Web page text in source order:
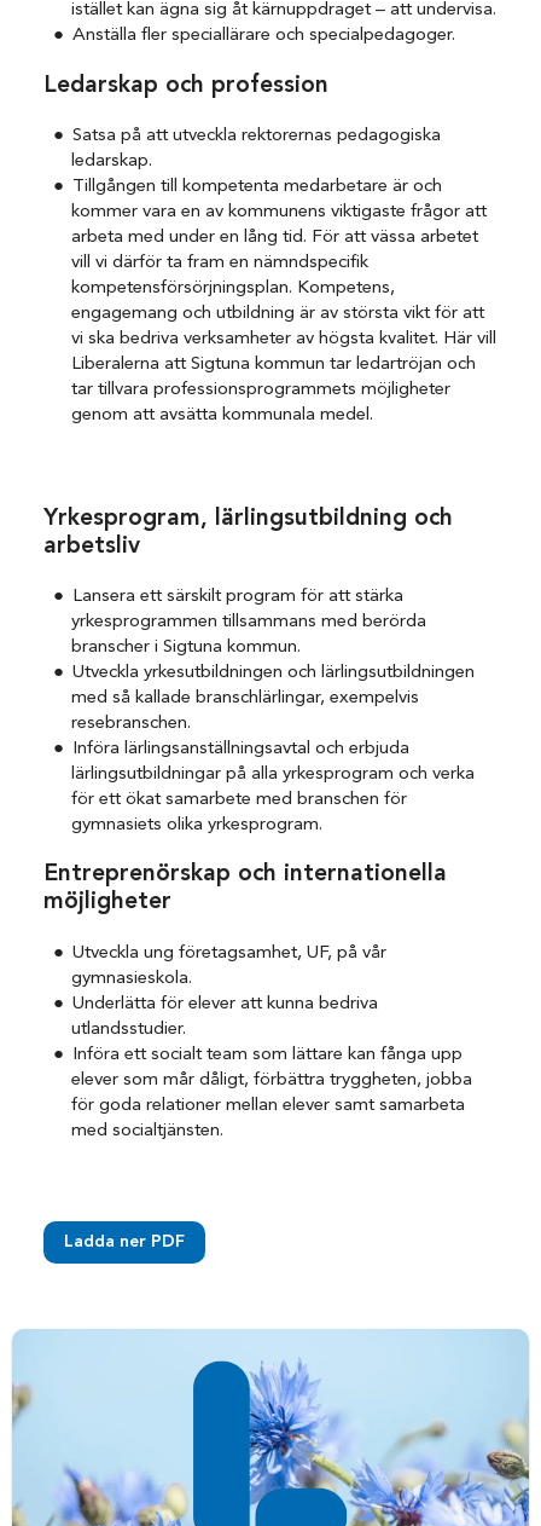
istället kan ägna sig åt kärnuppdraget – att undervisa.
Anställa fler speciallärare och specialpedagoger.
Ledarskap och profession
Satsa på att utveckla rektorernas pedagogiska
ledarskap.
Tillgången till kompetenta medarbetare är och
kommer vara en av kommunens viktigaste frågor att
arbeta med under en lång tid. För att vässa arbetet
vill vi därför ta fram en nämndspecifik
kompetensförsörjningsplan. Kompetens,
engagemang och utbildning är av största vikt för att
vi ska bedriva verksamheter av högsta kvalitet. Här vill
Liberalerna att Sigtuna kommun tar ledartröjan och
tar tillvara professionsprogrammets möjligheter
genom att avsätta kommunala medel.
Yrkesprogram, lärlingsutbildning och
arbetsliv
Lansera ett särskilt program för att stärka
yrkesprogrammen tillsammans med berörda
branscher i Sigtuna kommun.
Utveckla yrkesutbildningen och lärlingsutbildningen
med så kallade branschlärlingar, exempelvis
resebranschen.
Införa lärlingsanställningsavtal och erbjuda
lärlingsutbildningar på alla yrkesprogram och verka
för ett ökat samarbete med branschen för
gymnasiets olika yrkesprogram.
Entreprenörskap och internationella
möjligheter
Utveckla ung företagsamhet, UF, på vår
gymnasieskola.
Underlätta för elever att kunna bedriva
utlandsstudier.
Införa ett socialt team som lättare kan fånga upp
elever som mår dåligt, förbättra tryggheten, jobba
för goda relationer mellan elever samt samarbeta
med socialtjänsten.
Ladda ner PDF